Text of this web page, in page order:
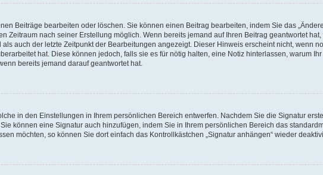
Beiträge bearbeiten oder löschen. Sie können einen Beitrag bearbeiten, indem Sie das
Zeitraum nach seiner Erstellung möglich. Wenn bereits jemand auf Ihren Beitrag geantwortet
auch der letzte Zeitpunkt der Bearbeitungen angezeigt. Dieser Hinweis erscheint nicht, wenn
hat. Diese können jedoch, falls sie es für nötig halten, eine Notiz hinterlassen, warum
bereits jemand darauf geantwortet hat.
in den Einstellungen in Ihrem persönlichen Bereich entwerfen. Nachdem Sie die Signatur
können eine Signatur auch hinzufügen, indem Sie in Ihrem persönlichen Bereich das
möchten, so können Sie dort einfach das Kontrollkästchen „Signatur anhängen“ wieder